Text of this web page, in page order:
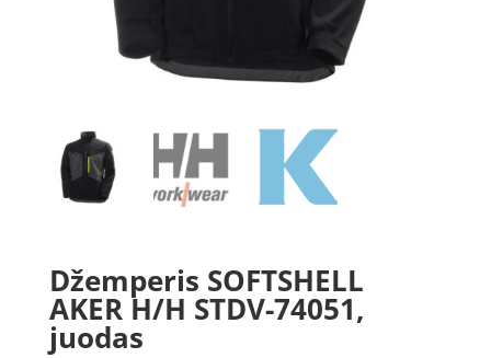
Džemperis SOFTSHELL
AKER H/H STDV-74051,
juodas